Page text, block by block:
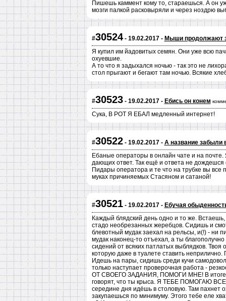
Пишешь каммент кому то, стараешься. А он
мозги палкой расковыряли и через ноздрю
#30524- 19.02.2017 - Мыши продолжают
Я купил им йадовитых семян. Они уже всю
охуевшие.
А то что я задыхался ночью - так это не
стол прыгают и бегают там ночью. Всякие
#30523- 19.02.2017 - Ебись он конем
Сука, В РОТ Я ЕБАЛ медленный интернет!
#30522- 19.02.2017 - А название забыли
Ебаные операторы в онлайн чате и на
дающих ответ. Так ещё и ответа не дождешся
Пидары оператора и те что на трубке вы все
муках причиняемых Стасяном и сатаной!
#30521- 19.02.2017 - Ебучая
Каждый блядский день одно и то же.
стадо необрезанных жеребцов. Сидишь и
блевотный мудак заехал на рельсы, и(!) - ни
мудак наконец-то отъехал, а ты
сидений от всяких патлатых выблядков.
которую даже в туалете ставить
Идешь на пары, сидишь среди кучи
только наступает проверочная работа -
ОТ СВОЕГО ЗАДАНИЯ, ПОМОГИ МНЕ! В итоге
говорят, что ты крыса. Я ТЕБЕ ПОМОГАЮ
середине дня идёшь в столовую. Там пахнет
закупаешься по минимуму. Этого тебе еле